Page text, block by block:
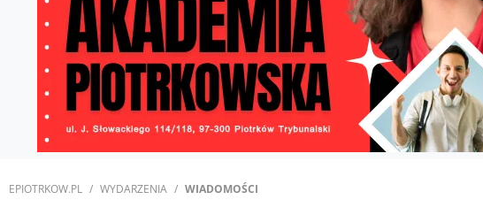
EPIOTRKOW.PL WYDARZENIA WIADOMOŚCI